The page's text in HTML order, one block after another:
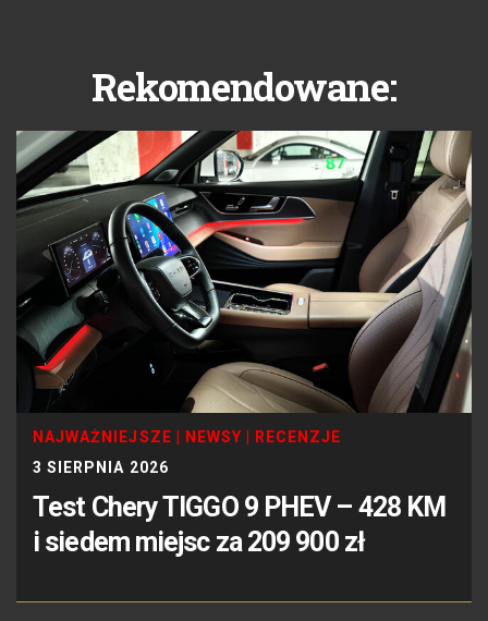
Rekomendowane:
NAJWAŻNIEJSZE NEWSY
RECENZJE
3 SIERPNIA 2026
Test Chery TIGGO 9 PHEV – 428 KM
i siedem miejsc za 209 900 zł